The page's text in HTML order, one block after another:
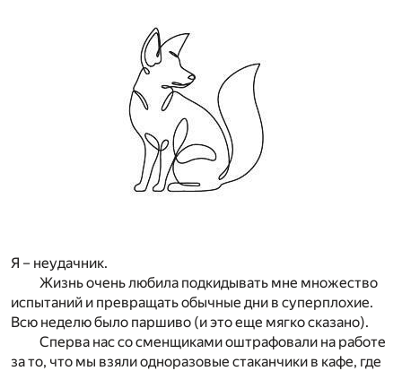
Я – неудачник.
Жизнь очень любила подкидывать мне множество
испытаний и превращать обычные дни в суперплохие.
Всю неделю было паршиво (и это еще мягко сказано).
Сперва нас со сменщиками оштрафовали на работе
за то, что мы взяли одноразовые стаканчики в кафе, где